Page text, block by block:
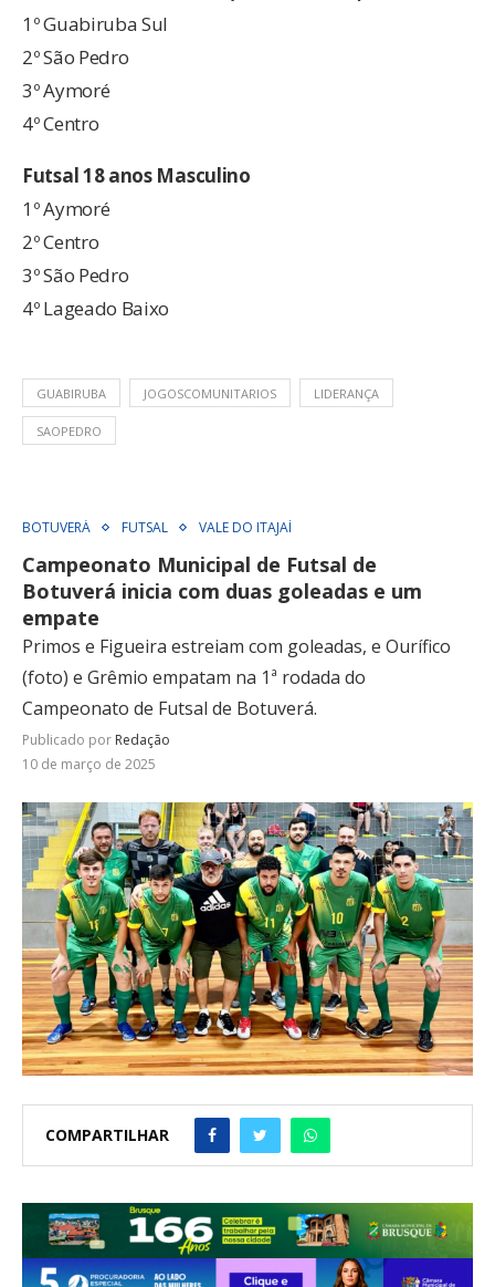
1º Guabiruba Sul
2º São Pedro
3º Aymoré
4º Centro
Futsal 18 anos Masculino
1º Aymoré
2º Centro
3º São Pedro
4º Lageado Baixo
GUABIRUBA JOGOSCOMUNITARIOS LIDERANÇA
SAOPEDRO
BOTUVERÁ FUTSAL VALE DO ITAJAÍ
Campeonato Municipal de Futsal de
Botuverá inicia com duas goleadas e um
empate
Primos e Figueira estreiam com goleadas, e Ourífico
(foto) e Grêmio empatam na 1ª rodada do
Campeonato de Futsal de Botuverá.
Publicado por Redação
10 de março de 2025
COMPARTILHAR